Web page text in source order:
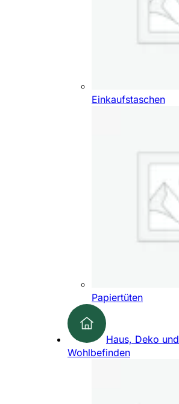
Einkaufstaschen
Papiertüten
Haus, Deko und
Wohlbefinden